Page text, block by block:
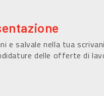
e salvale nella tua
delle offerte di